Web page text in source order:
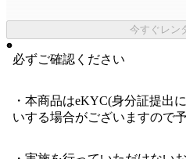
今すぐレン
必ずご確認ください
・本商品はeKYC(身分証提出
いする場合がございますので